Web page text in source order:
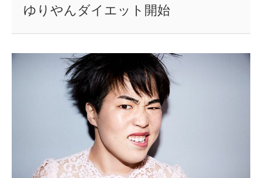
ゆりやんダイエット開始